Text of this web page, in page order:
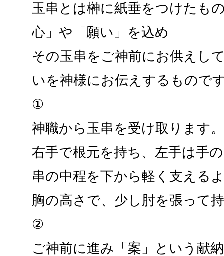
玉串とは榊に紙垂をつけたも
心」や「願い」を込め
その玉串をご神前にお供えし
いを神様にお伝えするもので
①
神職から玉串を受け取ります。
右手で根元を持ち、左手は手
串の中程を下から軽く支える
胸の高さで、少し肘を張って
②
ご神前に進み「案」という献